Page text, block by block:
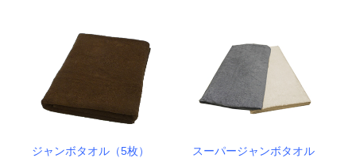
ジャンボタオル（5枚）
スーパージャンボタオル